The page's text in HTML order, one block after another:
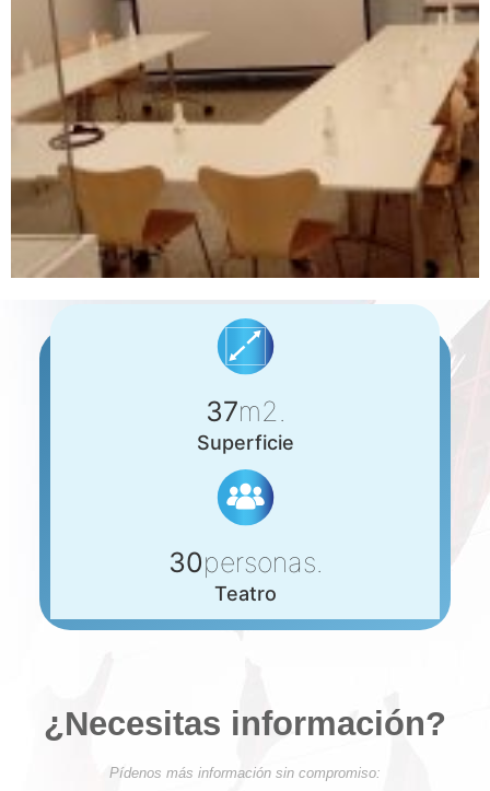
37m2.
Superficie
30personas.
Teatro
¿Necesitas información?
Pídenos más información sin compromiso: